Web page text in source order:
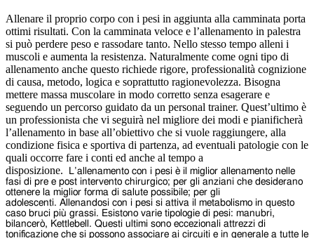
Allenare il proprio corpo con i pesi in aggiunta alla camminata porta
ottimi risultati. Con la camminata veloce e l’allenamento in palestra
si può perdere peso e rassodare tanto. Nello stesso tempo alleni i
muscoli e aumenta la resistenza. Naturalmente come ogni tipo di
allenamento anche questo richiede rigore, professionalità cognizione
di causa, metodo, logica e soprattutto ragionevolezza. Bisogna
mettere massa muscolare in modo corretto senza esagerare e
seguendo un percorso guidato da un personal trainer. Quest’ultimo è
un professionista che vi seguirà nel migliore dei modi e pianificherà
l’allenamento in base all’obiettivo che si vuole raggiungere, alla
condizione fisica e sportiva di partenza, ad eventuali patologie con le
quali occorre fare i conti ed anche al tempo a
disposizione.
L’allenamento con i pesi è il miglior allenamento nelle
fasi di pre e post intervento chirurgico; per gli anziani che desiderano
ottenere la miglior forma di salute possibile; per gli
adolescenti. Allenandosi con i pesi si attiva il metabolismo in questo
caso bruci più grassi. Esistono varie tipologie di pesi: manubri,
bilancerò, Kettlebell. Questi ultimi sono eccezionali attrezzi di
tonificazione che si possono associare ai circuiti e in generale a tutte le